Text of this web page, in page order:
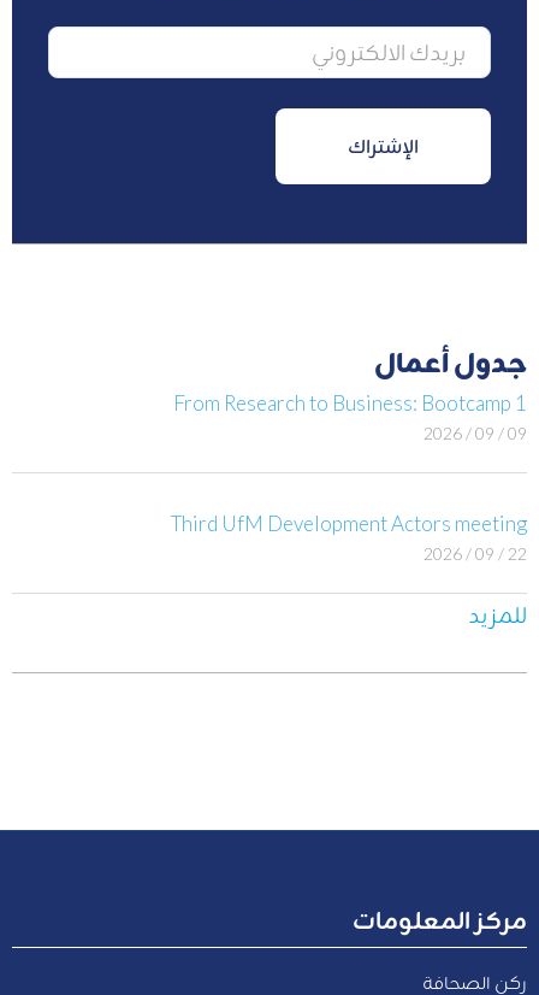
جدول أعمال
From Research to Business: Bootcamp 1
09 / 09 / 2026
Third UfM Development Actors meeting
22 / 09 / 2026
للمزيد
مركز المعلومات
ركن الصحافة